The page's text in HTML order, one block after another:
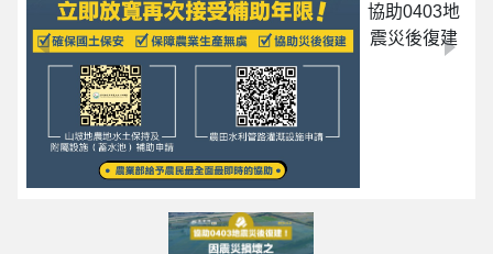
協助0403地
震災後復建